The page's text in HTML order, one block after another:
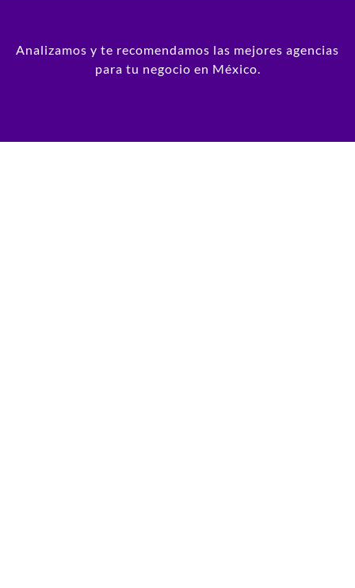
Analizamos y te recomendamos las mejores agencias
para tu negocio en México.